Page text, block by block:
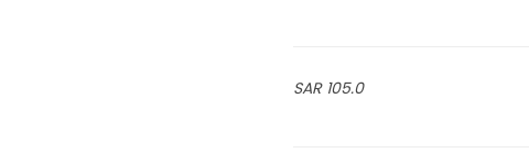
105.0 SAR